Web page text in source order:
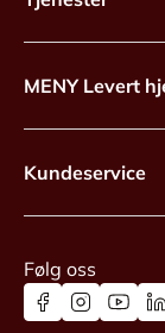
MENY Levert
Kundeservice
Følg oss